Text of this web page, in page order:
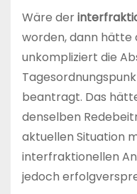
Wäre der
worden, dann hätte
unkompliziert die
beantragt. Das
denselben
aktuellen Situation
interfraktionellen
jedoch